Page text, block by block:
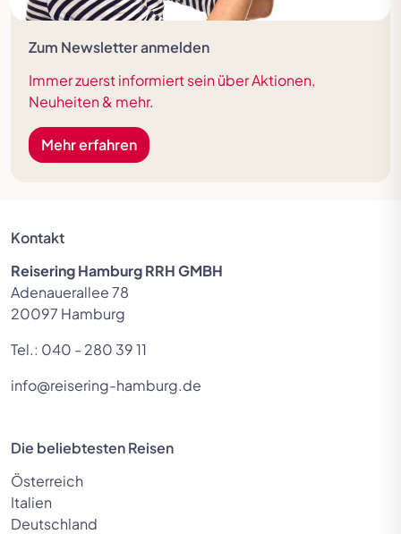
Zum Newsletter anmelden
Immer zuerst informiert sein über Aktionen,
Neuheiten & mehr.
Mehr erfahren
Kontakt
Reisering Hamburg RRH GMBH
Adenauerallee 78
20097 Hamburg
Tel.: 040 - 280 39 11
info@reisering-hamburg.de
Die beliebtesten Reisen
Österreich
Italien
Deutschland